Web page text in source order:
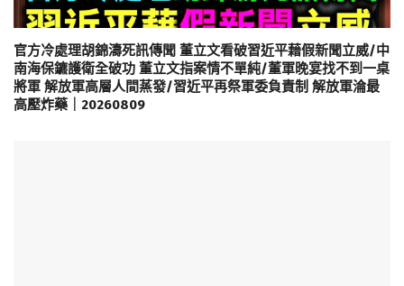
官方冷處理胡錦濤死訊傳聞 董立文看破習近平藉假新聞立威/中
南海保鑣護衛全破功 董立文指案情不單純/董軍晚宴找不到一桌
將軍 解放軍高層人間蒸發/習近平再祭軍委負責制 解放軍淪最
高壓炸藥｜20260809